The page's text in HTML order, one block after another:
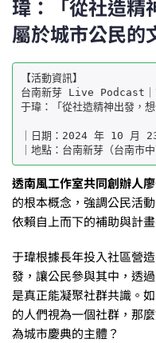
瑋：「從社造精
屬於城市公民的
【活動資訊】
台南新芽 Live Podcast｜
于瑋：「從社造精神出發，
｜日期：2024 年 10 月
透南風工作室共同創辦人
的根本概念，強調公民活
依賴自上而下的補助與計畫
于瑋根據長年投入社區營
發，讓公民參與其中，透
是真正能凝聚社群共識。
的人們視為一個社群，那
為城市慶典的主體？